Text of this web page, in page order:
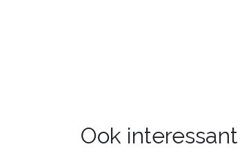
Ook interessant